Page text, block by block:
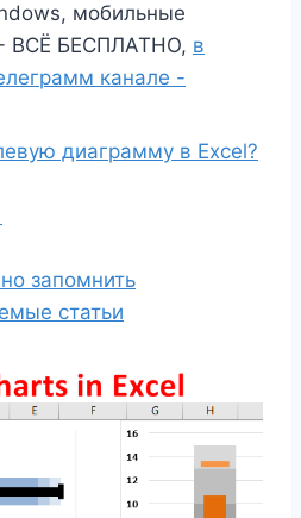
мобильные
ВСЁ БЕСПЛАТНО, в
канале -
диаграмму в Excel?
запомнить
статьи